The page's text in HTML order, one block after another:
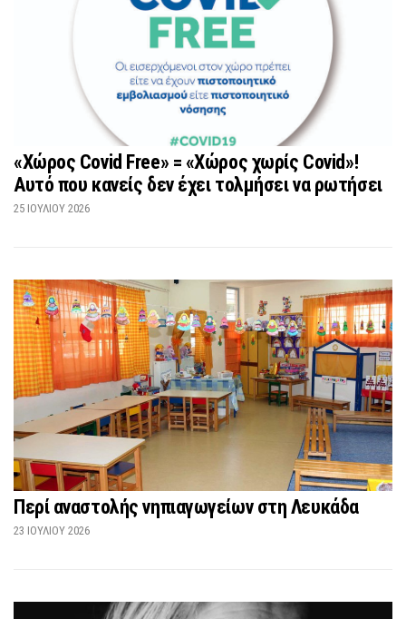
«Χώρος Covid Free» = «Χώρος χωρίς Covid»!
Αυτό που κανείς δεν έχει τολμήσει να ρωτήσει
25 ΙΟΥΛΊΟΥ 2026
Περί αναστολής νηπιαγωγείων στη Λευκάδα
23 ΙΟΥΛΊΟΥ 2026